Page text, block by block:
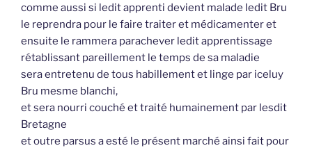
comme aussi si ledit apprenti devient malade ledit Bru
le reprendra pour le faire traiter et médicamenter et
ensuite le rammera parachever ledit apprentissage
rétablissant pareillement le temps de sa maladie
sera entretenu de tous habillement et linge par iceluy
Bru mesme blanchi,
et sera nourri couché et traité humainement par lesdit
Bretagne
et outre parsus a esté le présent marché ainsi fait pour